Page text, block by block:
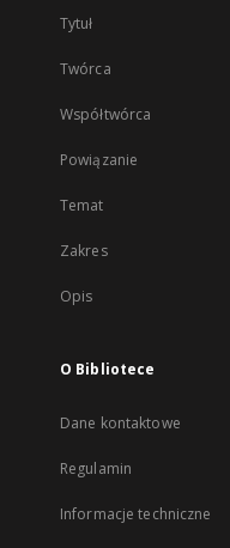
Tytuł
Twórca
Współtwórca
Powiązanie
Temat
Zakres
Opis
O Bibliotece
Dane kontaktowe
Regulamin
Informacje techniczne